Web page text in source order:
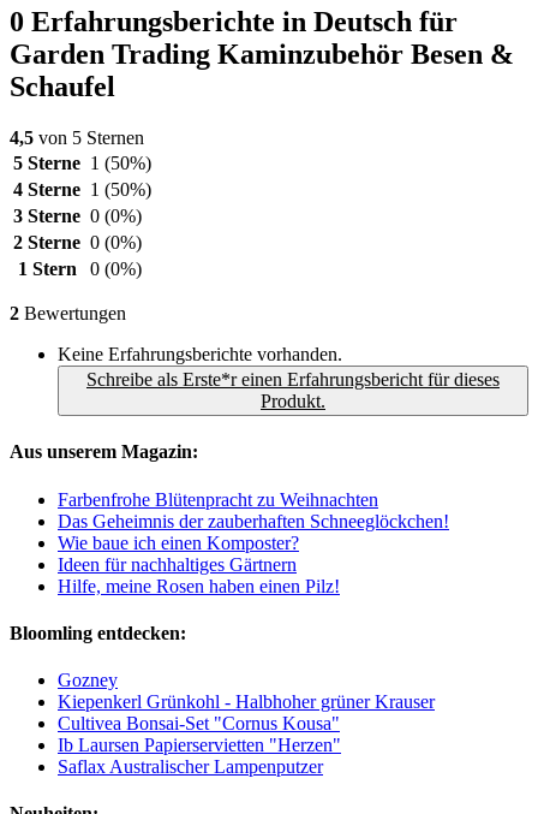
0 Erfahrungsberichte in Deutsch für
Garden Trading Kaminzubehör Besen &
Schaufel
4,5 von 5 Sternen
5 Sterne 1 (50%)
4 Sterne 1 (50%)
3 Sterne 0 (0%)
2 Sterne 0 (0%)
1 Stern
0 (0%)
2 Bewertungen
Keine Erfahrungsberichte vorhanden.
Schreibe als Erste*r einen Erfahrungsbericht für dieses
Produkt.
Aus unserem Magazin:
Farbenfrohe Blütenpracht zu Weihnachten
Das Geheimnis der zauberhaften Schneeglöckchen!
Wie baue ich einen Komposter?
Ideen für nachhaltiges Gärtnern
Hilfe, meine Rosen haben einen Pilz!
Bloomling entdecken:
Gozney
Kiepenkerl Grünkohl - Halbhoher grüner Krauser
Cultivea Bonsai-Set "Cornus Kousa"
Ib Laursen Papierservietten "Herzen"
Saflax Australischer Lampenputzer